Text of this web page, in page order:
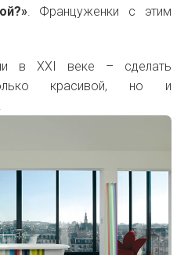
. Француженки с этим
в XXI веке – сделать
красивой, но и